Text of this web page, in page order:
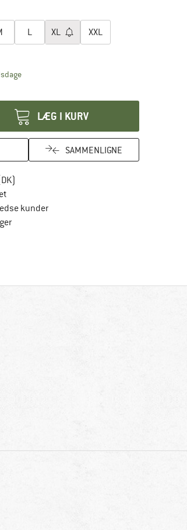
L XL XXL
Linket åbnes i en infoboks og indeholder
LÆG I KURV
SAMMENLIGNE
Gå til returretten her Åbnes i en infoboks
kunder
certificeret - oplysningerne får du